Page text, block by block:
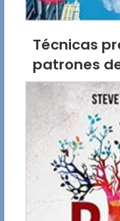
Técnicas
patrones